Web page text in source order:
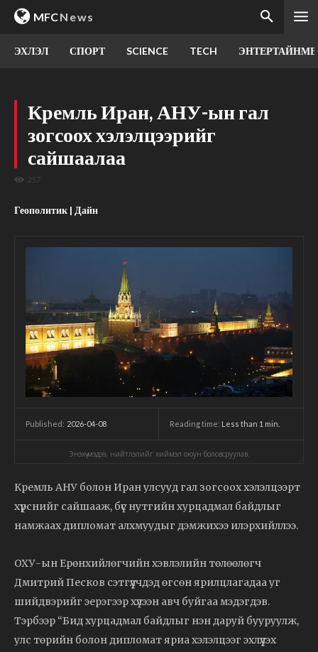
MFCNews
ЭХЛЭЛ СПОРТ SCIENCE TECH
Кремль Иран, АНУ-ын гал
зогсоох хэлэлцээрийг
сайшаалаа
257
Геополитик | Дайн
Published: 2026-04-08 Reading time: Less than 1 min.
Энэхүү мэдээ, нийтлэлийг хиймэл оюун боловсруулав.
Кремль АНУ болон Иран улсууд гал зогсоох хэлэлцээрт
хүрснийг сайшааж, бүс нутгийн хурцадмал байдлыг
намжаах дипломат алхмуудыг дэмжихээ илэрхийллээ.
ОХУ-ын Ерөнхийлөгчийн хэвлэлийн төлөөлөгч
Дмитрий Песков сэтгүүлчдэд өгсөн ярилцлагадаа уг
шийдвэрийг эерэгээр хүлээн авч буйгаа мэдэгдэв.
Тэрбээр “Бид хурцадмал байдлыг нэн даруй бууруулж,
улс төрийн болон дипломат яриа хэлэлцээг эхлүүлэх